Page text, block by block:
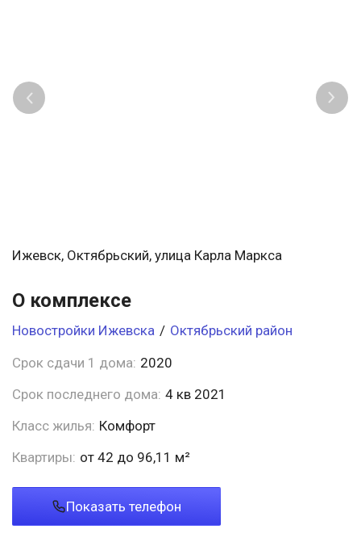
Ижевск, Октябрьский, улица Карла Маркса
О комплексе
Новостройки Ижевска / Октябрьский район
Срок сдачи 1 дома: 2020
Срок последнего дома: 4 кв 2021
Класс жилья: Комфорт
Квартиры: от 42 до 96,11 м²
Показать телефон